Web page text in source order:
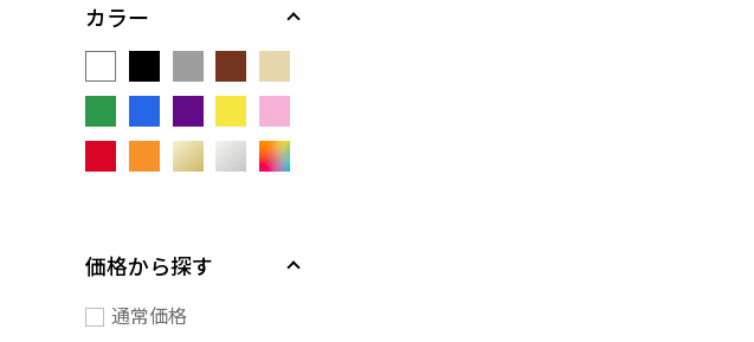
カラー
価格から探す
通常価格